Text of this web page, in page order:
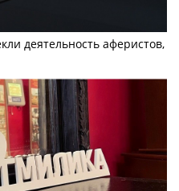
деятельность аферистов,